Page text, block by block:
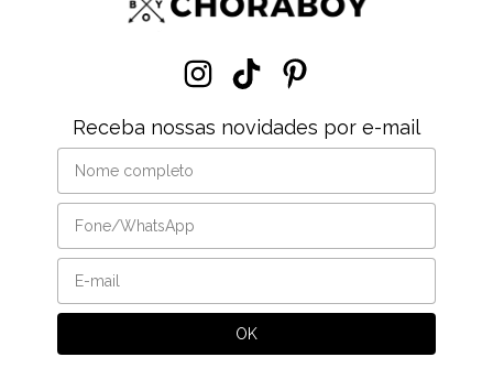
Receba nossas novidades por e-mail